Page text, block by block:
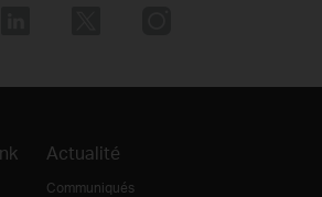
Actualité
Communiqués